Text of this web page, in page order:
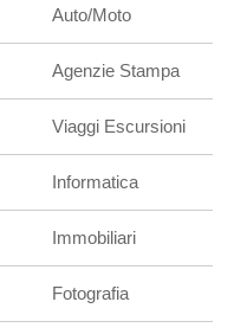
Auto/Moto
Agenzie Stampa
Viaggi Escursioni
Informatica
Immobiliari
Fotografia